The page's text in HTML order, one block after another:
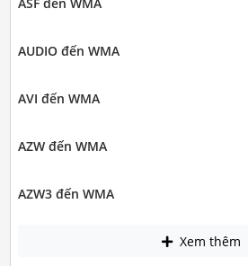
ASF đến WMA
AUDIO đến WMA
AVI đến WMA
AZW đến WMA
AZW3 đến WMA
Xem thêm